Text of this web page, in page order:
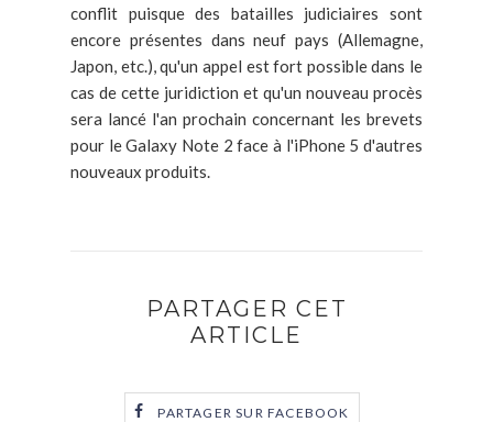
conflit puisque des batailles judiciaires sont
encore présentes dans neuf pays (Allemagne,
Japon, etc.), qu'un appel est fort possible dans le
cas de cette juridiction et qu'un nouveau procès
sera lancé l'an prochain concernant les brevets
pour le Galaxy Note 2 face à l'iPhone 5 d'autres
nouveaux produits.
PARTAGER CET
ARTICLE
PARTAGER SUR FACEBOOK